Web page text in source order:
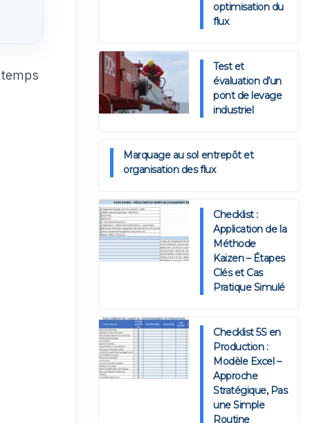
optimisation du
flux
Test et
évaluation d’un
pont de levage
industriel
Marquage au sol entrepôt et
organisation des flux
Checklist :
Application de la
Méthode
Kaizen – Étapes
Clés et Cas
Pratique Simulé
Checklist 5S en
Production :
Modèle Excel –
Approche
Stratégique, Pas
une Simple
Routine